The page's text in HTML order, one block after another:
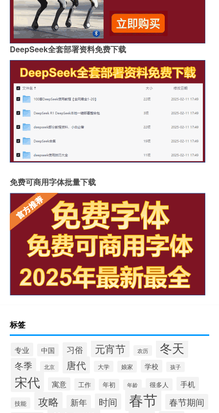
DeepSeek全套部署资料免费下载
免费可商用字体批量下载
标签
专业 中国 习俗 元宵节 农历 冬天
冬季 北京 唐代 大学 娘家 学校 孩子
宋代 寓意 工作 年初 年龄 很多人 手机
技能 攻略 新年 时间 春节 春节期间